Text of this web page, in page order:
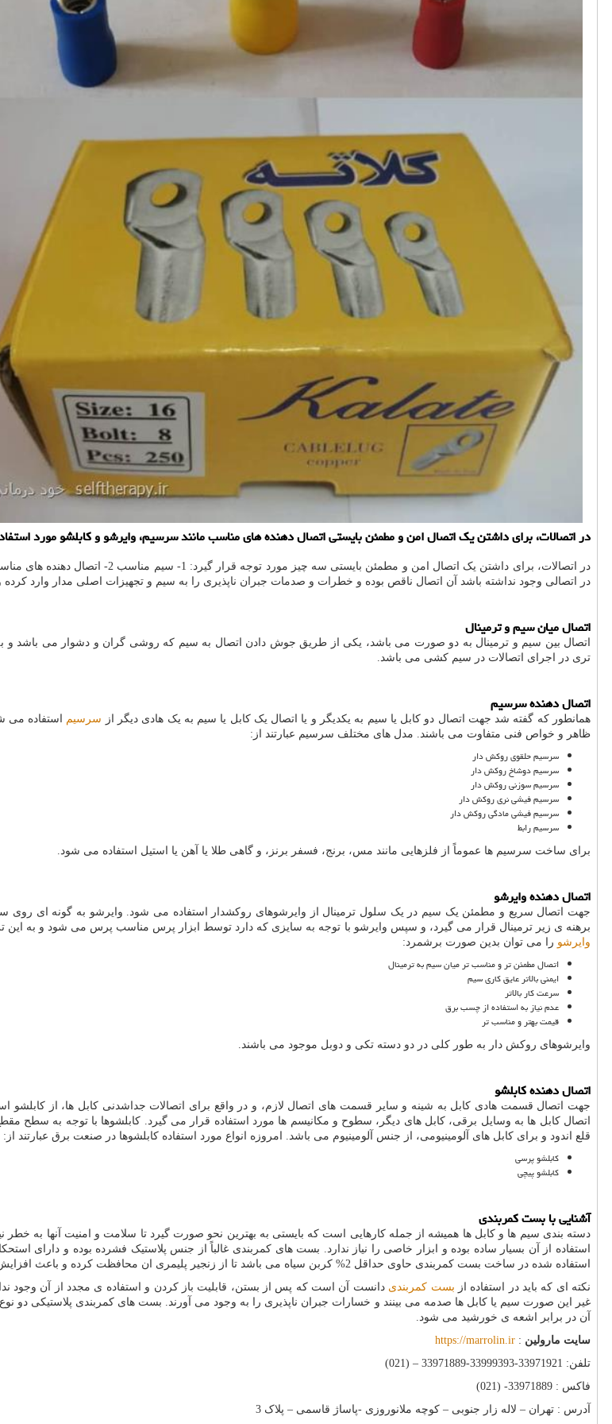
در اتصالات، برای داشتن یك اتصال امن و مطمئن بایستی اتصال دهنده های مناسب مانند سرسیم، وایرشو و كابلشو مورد
در اتصالی وجود نداشته باشد آن اتصال ناقص بوده و خطرات و صدمات جبران ناپذیری را به سیم و تجهیزات اصلی مدار وارد
اتصال میان سیم و ترمینال
اتصال بین سیم و ترمینال به دو صورت می باشد، یکی از طریق جوش دادن اتصال به سیم که روشی گران و دشوار می باشد
تری در اجرای اتصالات در سیم کشی می باشد.
اتصال دهنده سرسیم
همانطور که گفته شد جهت اتصال دو کابل یا سیم به یکدیگر و یا اتصال یک کابل یا سیم به یک هادی دیگر از سرسیم استفاده می
ظاهر و خواص فنی متفاوت می باشند. مدل های مختلف سرسیم عبارتند از:
سرسیم حلقوی روکش دار
سرسیم دوشاخ روکش دار
سرسیم سوزنی روکش دار
سرسیم فیشی نری روکش دار
سرسیم فیشی مادگی روکش دار
سرسیم رابط
برای ساخت سرسیم ها عموماً از فلزهایی مانند مس، برنج، فسفر برنز، و گاهی طلا یا آهن یا استیل استفاده می شود.
اتصال دهنده وایرشو
جهت اتصال سریع و مطمئن یک سیم در یک سلول ترمینال از وایرشوهای روکشدار استفاده می شود. وایرشو به گونه ای
برهنه ی زیر ترمینال قرار می گیرد، و سپس وایرشو با توجه به سایزی که دارد توسط ابزار پرس مناسب پرس می شود و به این
وایرشو را می توان بدین صورت برشمرد:
اتصال مطمئن تر و مناسب تر میان سیم به ترمینال
ایمنی بالاتر عایق کاری سیم
سرعت کار بالاتر
عدم نیاز به استفاده از چسب برق
قیمت بهتر و مناسب تر
وایرشوهای روکش دار به طور کلی در دو دسته تکی و دوبل موجود می باشند.
اتصال دهنده کابلشو
جهت اتصال قسمت هادی کابل به شینه و سایر قسمت های اتصال لازم، و در واقع برای اتصالات جداشدنی کابل ها، از کابلشو
اتصال کابل ها به وسایل برقی، کابل های دیگر، سطوح و مکانیسم ها مورد استفاده قرار می گیرد. کابلشوها با توجه به
قلع اندود و برای کابل های آلومینیومی، از جنس آلومینیوم می باشد. امروزه انواع مورد استفاده کابلشوها در صنعت برق عبارتند از:
کابلشو پرسی
کابلشو پیچی
آشنایی با بست کمربندی
دسته بندی سیم ها و کابل ها همیشه از جمله کارهایی است که بایستی به بهترین نحو صورت گیرد تا سلامت و امنیت آنها
استفاده از آن بسیار ساده بوده و ابزار خاصی را نیاز ندارد. بست های کمربندی غالباً از جنس پلاستیک فشرده بوده و دارای
استفاده شده در ساخت بست کمربندی حاوی حداقل 2% کربن سیاه می باشد تا از زنجیر پلیمری ان محافظت کرده و باعث افزایش طول عمر بست کمربندی می شود.
نکته ای که باید در استفاده از بست کمربندی دانست آن است که پس از بستن، قابلیت باز کردن و استفاده ی مجدد از آن وجود
غیر این صورت سیم یا کابل ها صدمه می بینند و خسارات جبران ناپذیری را به وجود می آورند. بست های کمربندی پلاستیکی
آن در برابر اشعه ی خورشید می شود.
سایت مارولین :
https://marrolin.ir
تلفن: 33971921-33999393-33971889 – (021)
فاکس : 33971889- (021)
آدرس : تهران – لاله زار جنوبی – کوچه ملانوروزی -پاساژ قاسمی – پلاک 3